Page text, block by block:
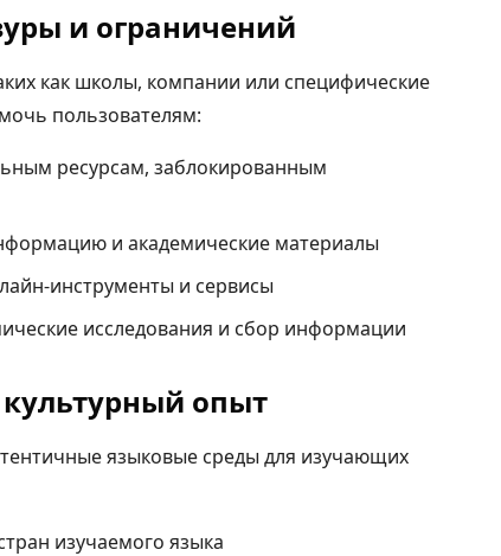
и ограничений
как школы, компании или специфические
пользователям:
ресурсам, заблокированным
и академические материалы
инструменты и сервисы
исследования и сбор информации
опыт
языковые среды для изучающих
изучаемого языка